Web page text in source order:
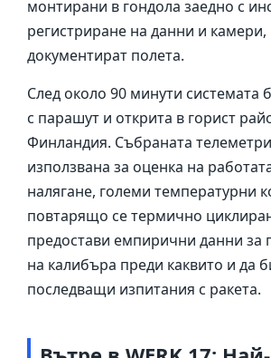
монтирани в гондола заедно с
регистриране на данни и камери,
документират полета.
След около 90 минути системата
с парашут и открита в горист
Финландия. Събраната
използвана за оценка на
налягане, големи температурни
повтарящо се термично
предостави емпирични данни за
на калибъра преди каквито и да
последващи изпитания с ракета.